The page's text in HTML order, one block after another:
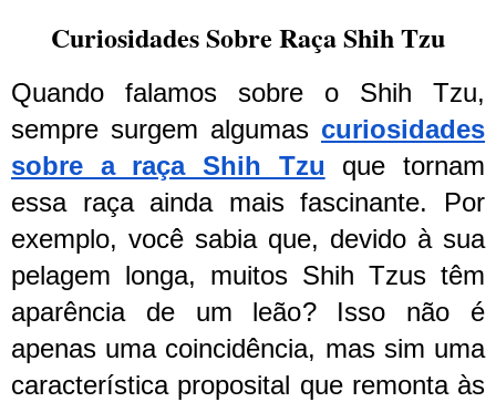
Curiosidades Sobre Raça Shih Tzu
Quando falamos sobre o Shih Tzu,
sempre surgem algumas curiosidades
sobre a raça Shih Tzu que tornam
essa raça ainda mais fascinante. Por
exemplo, você sabia que, devido à sua
pelagem longa, muitos Shih Tzus têm
aparência de um leão? Isso não é
apenas uma coincidência, mas sim uma
característica proposital que remonta às